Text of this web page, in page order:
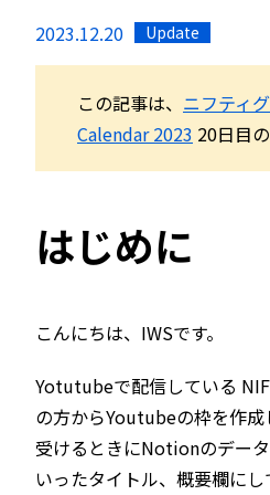
2023.12.20 Update
この記事は、 ニフティ
Calendar 2023 20日目
はじめに
こんにちは、IWSです。
Yotutubeで配信している
の方からYoutubeの枠を作
受けるときにNotionのデー
いったタイトル、概要欄に